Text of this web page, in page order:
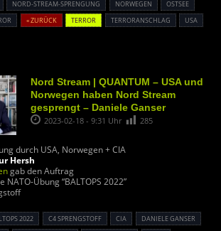
NORD-STREAM-SPRENGUNG NORWEGEN
OSTSEE
« ZURÜCK TERROR TERRORANSCHLAG
USA
Nord Stream | QUANTUM – USA und
Norwegen haben Nord Stream
gesprengt – Daniele Ganser
2023-02-18 - 9:31 Uhr 285
durch USA, Norwegen + CIA
Hersh
gab den Auftrag
Übung “BALTOPS 2022”
2022 C4 SPRENGSTOFF CIA
DANIELE GANSER